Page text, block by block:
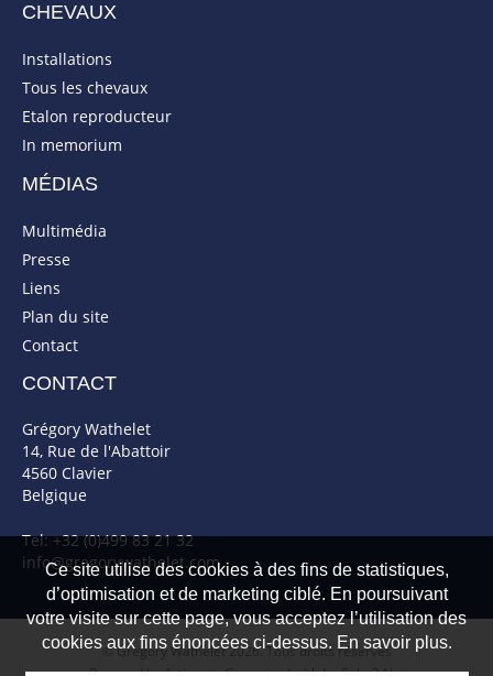
CHEVAUX
Installations
Tous les chevaux
Etalon reproducteur
In memorium
MÉDIAS
Multimédia
Presse
Liens
Plan du site
Contact
CONTACT
Grégory Wathelet
14, Rue de l'Abattoir
4560 Clavier
Belgique
Tel: +32 (0)499 83 21 32
info@gregorywathelet.com
© Gregory Wathelet 2026. Tous droits réservés
Ce site utilise des cookies à des fins de statistiques,
d’optimisation et de marketing ciblé. En poursuivant
votre visite sur cette page, vous acceptez l’utilisation des
cookies aux fins énoncées ci-dessus. En savoir plus.